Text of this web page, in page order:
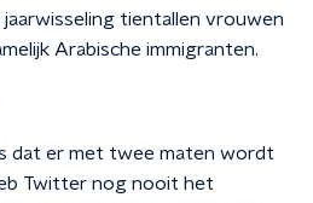
tientallen vrouwen
Arabische immigranten.
dat er met twee maten wordt
Twitter nog nooit het